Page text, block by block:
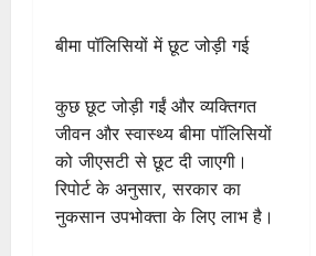
बीमा पॉलिसियों में छूट जोड़ी गई
कुछ छूट जोड़ी गईं और व्यक्तिगत
जीवन और स्वास्थ्य बीमा पॉलिसियों
को जीएसटी से छूट दी जाएगी।
रिपोर्ट के अनुसार, सरकार का
नुकसान उपभोक्ता के लिए लाभ है।